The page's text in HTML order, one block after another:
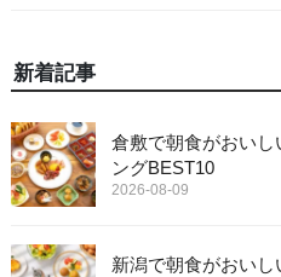
新着記事
倉敷で朝食がおい
ングBEST10
2026-08-09
新潟で朝食がおい